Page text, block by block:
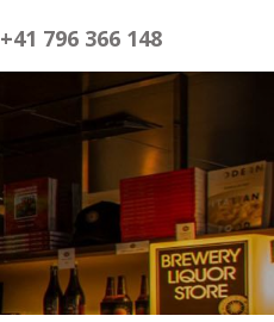
+41 796 366 148